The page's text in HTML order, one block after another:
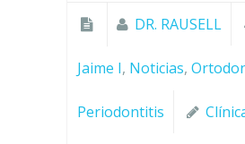
DR. RAUSELL
Jaime I, Noticias,
Periodontitis